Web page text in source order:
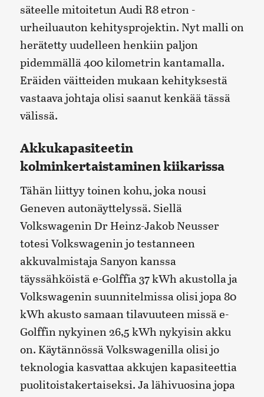
säteelle mitoitetun Audi R8 etron -
urheiluauton kehitysprojektin. Nyt malli on
herätetty uudelleen henkiin paljon
pidemmällä 400 kilometrin kantamalla.
Eräiden väitteiden mukaan kehityksestä
vastaava johtaja olisi saanut kenkää tässä
välissä.
Akkukapasiteetin
kolminkertaistaminen kiikarissa
Tähän liittyy toinen kohu, joka nousi
Geneven autonäyttelyssä. Siellä
Volkswagenin Dr Heinz-Jakob Neusser
totesi Volkswagenin jo testanneen
akkuvalmistaja Sanyon kanssa
täyssähköistä e-Golffia 37 kWh akustolla ja
Volkswagenin suunnitelmissa olisi jopa 80
kWh akusto samaan tilavuuteen missä e-
Golffin nykyinen 26,5 kWh nykyisin akku
on. Käytännössä Volkswagenilla olisi jo
teknologia kasvattaa akkujen kapasiteettia
puolitoistakertaiseksi. Ja lähivuosina jopa